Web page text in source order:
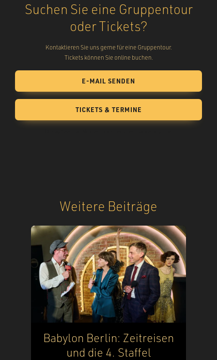
Suchen Sie eine Gruppentour
oder Tickets?
Kontaktieren Sie uns gerne für eine Gruppentour.
Tickets können Sie online buchen.
E-MAIL SENDEN
TICKETS & TERMINE
Weitere Beiträge
Babylon Berlin: Zeitreisen
und die 4. Staffel